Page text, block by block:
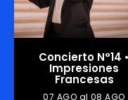
Concierto N°14 •
Impresiones
Francesas
07 AGO al 08 AGO